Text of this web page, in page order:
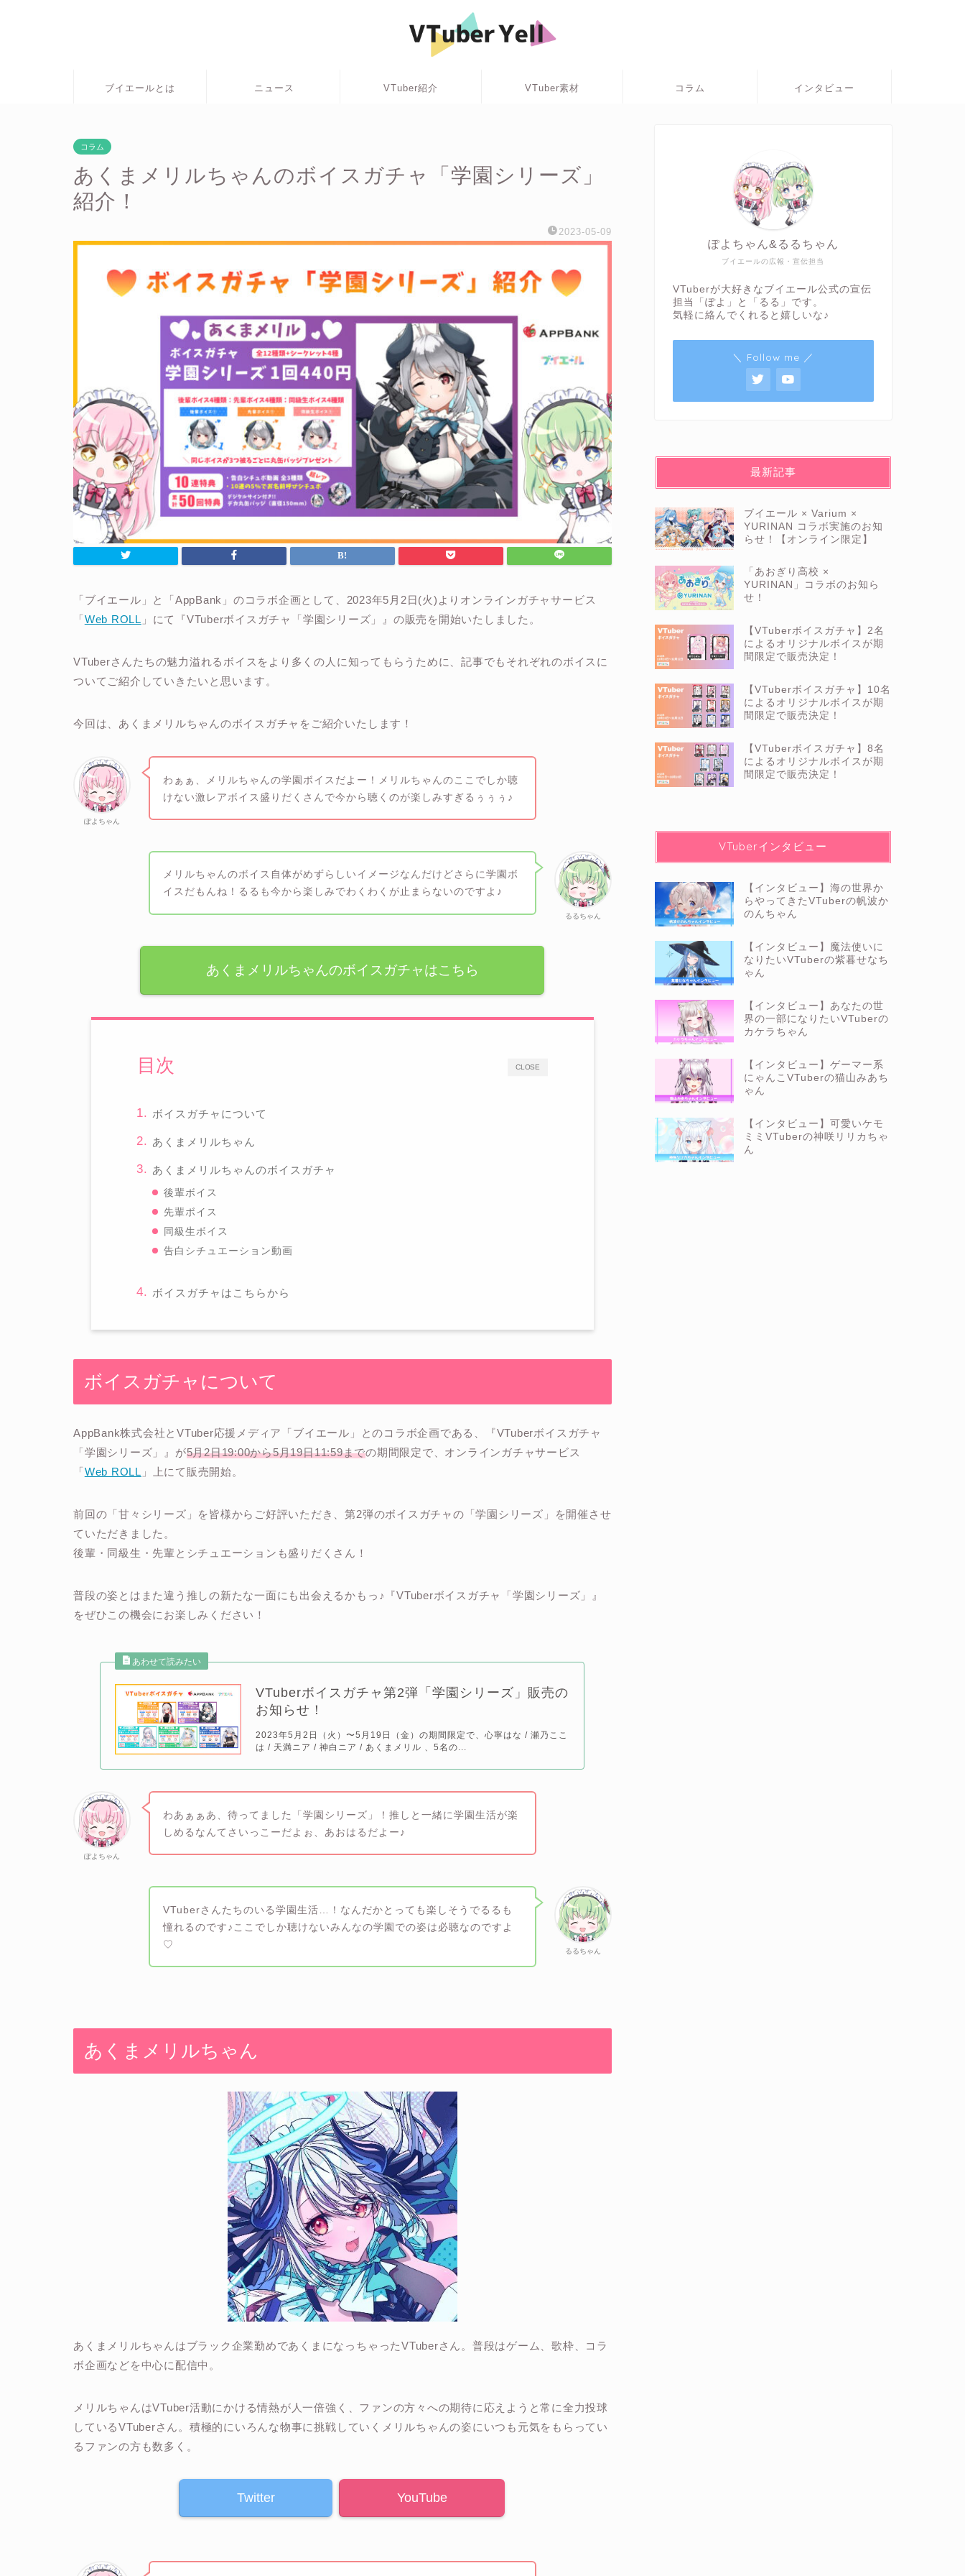
ブイエールとは ニュース VTuber紹介 VTuber素材 コラム インタビュー
コラム
あくまメリルちゃんのボイスガチャ「学園シリーズ」
紹介！
2023-05-09
「ブイエール」と「AppBank」のコラボ企画として、2023年5月2日(火)よりオンラインガチャサービス
「Web ROLL 」にて『VTuberボイスガチャ「学園シリーズ」』の販売を開始いたしました。
VTuberさんたちの魅力溢れるボイスをより多くの人に知ってもらうために、記事でもそれぞれのボイスに
ついてご紹介していきたいと思います。
今回は、あくまメリルちゃんのボイスガチャをご紹介いたします！
ぽよちゃん
わぁぁ、メリルちゃんの学園ボイスだよー！メリルちゃんのここでしか聴
けない激レアボイス盛りだくさんで今から聴くのが楽しみすぎるぅぅぅ♪
るるちゃん
メリルちゃんのボイス自体がめずらしいイメージなんだけどさらに学園ボ
イスだもんね！るるも今から楽しみでわくわくが止まらないのですよ♪
あくまメリルちゃんのボイスガチャはこちら
CLOSE
目次
ボイスガチャについて
あくまメリルちゃん
あくまメリルちゃんのボイスガチャ
後輩ボイス
先輩ボイス
同級生ボイス
告白シチュエーション動画
ボイスガチャはこちらから
ボイスガチャについて
AppBank株式会社とVTuber応援メディア「ブイエール」とのコラボ企画である、『VTuberボイスガチャ
「学園シリーズ」』が5月2日19:00から5月19日11:59までの期間限定で、オンラインガチャサービス
「Web ROLL 」上にて販売開始。
前回の「甘々シリーズ」を皆様からご好評いただき、第2弾のボイスガチャの「学園シリーズ」を開催させ
ていただきました。
後輩・同級生・先輩とシチュエーションも盛りだくさん！
普段の姿とはまた違う推しの新たな一面にも出会えるかもっ♪『VTuberボイスガチャ「学園シリーズ」』
をぜひこの機会にお楽しみください！
VTuberボイスガチャ第2弾「学園シリーズ」販売の
お知らせ！
2023年5月2日（火）〜5月19日（金）の期間限定で、心寧はな / 瀬乃ここ
は / 天満ニア / 神白ニア / あくまメリル 、5名の...
ぽよちゃん
わあぁぁあ、待ってました「学園シリーズ」！推しと一緒に学園生活が楽
しめるなんてさいっこーだよぉ、あおはるだよー♪
るるちゃん
VTuberさんたちのいる学園生活…！なんだかとっても楽しそうでるるも
憧れるのです♪ここでしか聴けないみんなの学園での姿は必聴なのですよ
♡
あくまメリルちゃん
あくまメリルちゃんはブラック企業勤めであくまになっちゃったVTuberさん。普段はゲーム、歌枠、コラ
ボ企画などを中心に配信中。
メリルちゃんはVTuber活動にかける情熱が人一倍強く、ファンの方々への期待に応えようと常に全力投球
しているVTuberさん。積極的にいろんな物事に挑戦していくメリルちゃんの姿にいつも元気をもらってい
るファンの方も数多く。
Twitter YouTube
ブイエールの広報・宣伝担当
ぽよちゃん&るるちゃん
VTuberが大好きなブイエール公式の宣伝
担当「ぽよ」と「るる」です。
気軽に絡んでくれると嬉しいな♪
＼ Follow me ／
最新記事
ブイエール × Varium ×
YURINAN コラボ実施のお知
らせ！【オンライン限定】
「あおぎり高校 ×
YURINAN」コラボのお知ら
せ！
【VTuberボイスガチャ】2名
によるオリジナルボイスが期
間限定で販売決定！
【VTuberボイスガチャ】10名
によるオリジナルボイスが期
間限定で販売決定！
【VTuberボイスガチャ】8名
によるオリジナルボイスが期
間限定で販売決定！
VTuberインタビュー
【インタビュー】海の世界か
らやってきたVTuberの帆波か
のんちゃん
【インタビュー】魔法使いに
なりたいVTuberの紫暮せなち
ゃん
【インタビュー】あなたの世
界の一部になりたいVTuberの
カケラちゃん
【インタビュー】ゲーマー系
にゃんこVTuberの猫山みあち
ゃん
【インタビュー】可愛いケモ
ミミVTuberの神咲リリカちゃ
ん